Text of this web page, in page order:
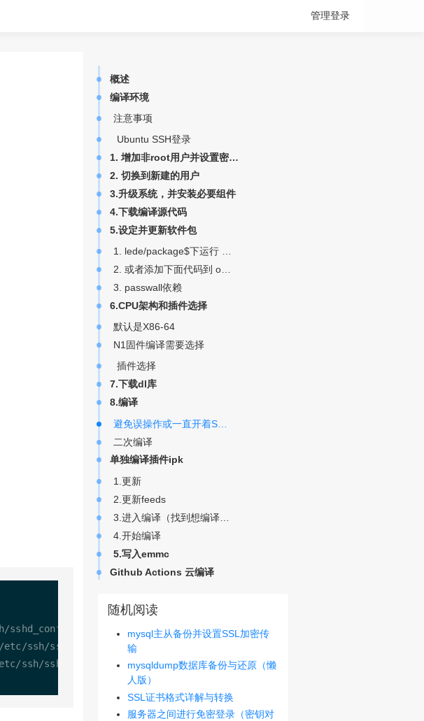
管理登录
/sshd_config
/etc/ssh/sshd_config
etc/ssh/sshd_config
概述
编译环境
注意事项
Ubuntu SSH登录
1. 增加非root用户并设置密码及权限
2. 切换到新建的用户
3.升级系统，并安装必要组件
4.下载编译源代码
5.设定并更新软件包
3. passwall依赖
6.CPU架构和插件选择
默认是X86-64
N1固件编译需要选择
插件选择
7.下载dl库
8.编译
二次编译
单独编译插件ipk
1.更新
2.更新feeds
4.开始编译
5.写入emmc
Github Ac­tions 云编译
随机阅读
mysql主从备份并设置SSL加密传
输
mysqldump数据库备份与还原（懒
人版）
SSL证书格式详解与转换
服务器之间进行免密登录（密钥对